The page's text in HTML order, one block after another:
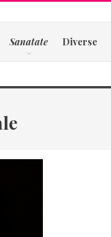
Sanatate Diverse